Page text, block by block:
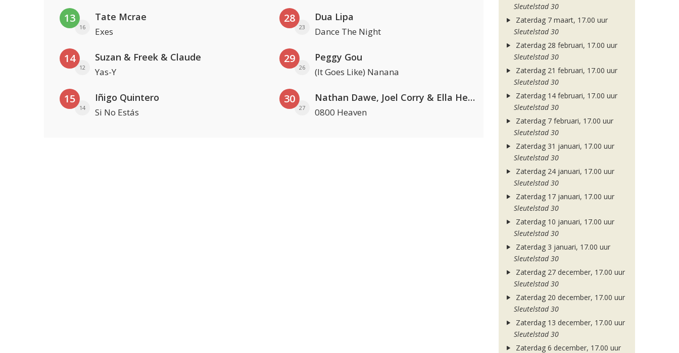
13
16
Tate Mcrae
Exes
14
12
Suzan & Freek & Claude
Yas-Y
15
14
Iñigo Quintero
Si No Estás
28
23
Dua Lipa
Dance The Night
29
26
Peggy Gou
(It Goes Like) Nanana
30
27
Nathan Dawe, Joel Corry & Ella Henderson
0800 Heaven
Sleutelstad 30
Zaterdag 7 maart, 17.00 uur
Sleutelstad 30
Zaterdag 28 februari, 17.00 uur
Sleutelstad 30
Zaterdag 21 februari, 17.00 uur
Sleutelstad 30
Zaterdag 14 februari, 17.00 uur
Sleutelstad 30
Zaterdag 7 februari, 17.00 uur
Sleutelstad 30
Zaterdag 31 januari, 17.00 uur
Sleutelstad 30
Zaterdag 24 januari, 17.00 uur
Sleutelstad 30
Zaterdag 17 januari, 17.00 uur
Sleutelstad 30
Zaterdag 10 januari, 17.00 uur
Sleutelstad 30
Zaterdag 3 januari, 17.00 uur
Sleutelstad 30
Zaterdag 27 december, 17.00 uur
Sleutelstad 30
Zaterdag 20 december, 17.00 uur
Sleutelstad 30
Zaterdag 13 december, 17.00 uur
Sleutelstad 30
Zaterdag 6 december, 17.00 uur